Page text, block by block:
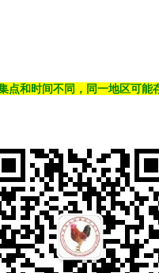
点和时间不同，同一地区可